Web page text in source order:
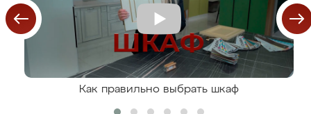
Как правильно выбрать шкаф